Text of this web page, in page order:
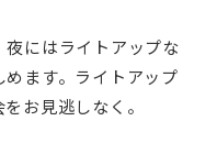
にはライトアップな
ます。ライトアップ
お見逃しなく。